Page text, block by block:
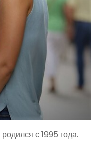
с 1995 года.